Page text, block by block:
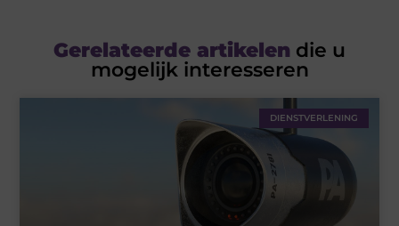
Gerelateerde artikelen die u
mogelijk interesseren
DIENSTVERLENING